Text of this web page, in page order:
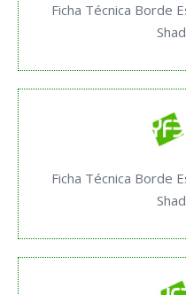
Ficha Técnica Borde
Ficha Técnica Borde